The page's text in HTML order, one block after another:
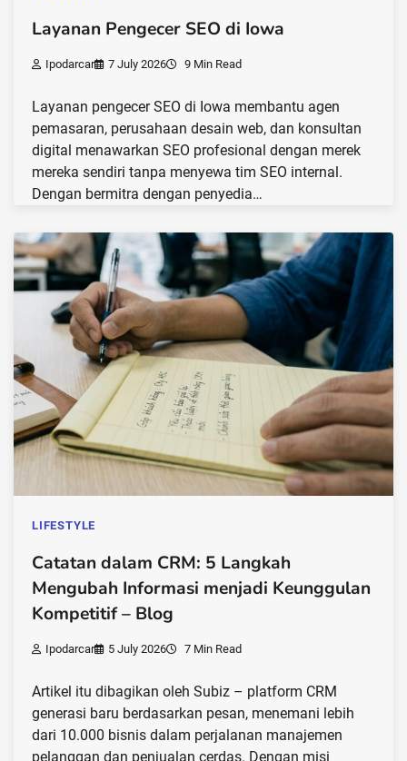
Layanan Pengecer SEO di Iowa
Ipodarcar 7 July 2026 9 Min Read
Layanan pengecer SEO di Iowa membantu agen
pemasaran, perusahaan desain web, dan konsultan
digital menawarkan SEO profesional dengan merek
mereka sendiri tanpa menyewa tim SEO internal.
Dengan bermitra dengan penyedia…
LIFESTYLE
Catatan dalam CRM: 5 Langkah
Mengubah Informasi menjadi Keunggulan
Kompetitif – Blog
Ipodarcar 5 July 2026 7 Min Read
Artikel itu dibagikan oleh Subiz – platform CRM
generasi baru berdasarkan pesan, menemani lebih
dari 10.000 bisnis dalam perjalanan manajemen
pelanggan dan penjualan cerdas. Dengan misi